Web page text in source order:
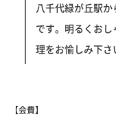
八千代緑が丘駅
です。明るくお
理をお愉しみ下さ
【会費】